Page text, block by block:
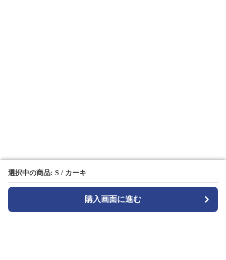
選択中の商品: S / カーキ
購入画面に進む
選択中の商品: S / カーキ
購入画面に進む